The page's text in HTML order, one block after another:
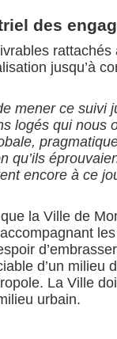
des
rattachés
jusqu’à
mener ce suivi
logés qui nous
qu’ils
encore à ce
la Ville de
d’un milieu
La Ville
urbain.